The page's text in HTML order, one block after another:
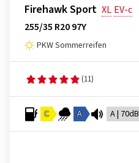
Firehawk Sport XL EV-c
255/35 R20 97Y
PKW Sommerreifen
(11)
C A A | 70dB